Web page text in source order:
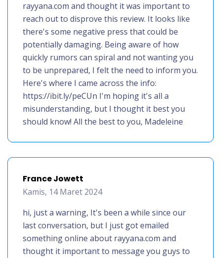
rayyana.com and thought it was important to
reach out to disprove this review. It looks like
there's some negative press that could be
potentially damaging. Being aware of how
quickly rumors can spiral and not wanting you
to be unprepared, I felt the need to inform you.
Here's where I came across the info:
https://ibit.ly/peCUn I'm hoping it's all a
misunderstanding, but I thought it best you
should know! All the best to you, Madeleine
France Jowett
Kamis, 14 Maret 2024
hi, just a warning, It's been a while since our
last conversation, but I just got emailed
something online about rayyana.com and
thought it important to message you guys to